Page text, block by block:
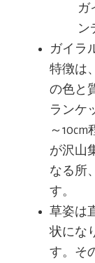
ガ
ン
ガイラ
特徴は
の色と
ランケ
～
が沢山
なる所
す。
草姿は
状にな
す。そ